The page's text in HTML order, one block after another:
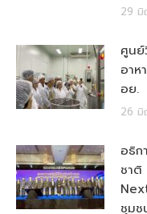
29 มิ
ศูนย์
อาห
อย.
26 มิ
อธิก
ชาติ
ชุมช